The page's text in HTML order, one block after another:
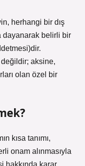
herhangi bir dış
dayanarak belirli bir
aksine,
olan özel bir
kısa tanımı,
onam alınmasıyla
hakkında karar